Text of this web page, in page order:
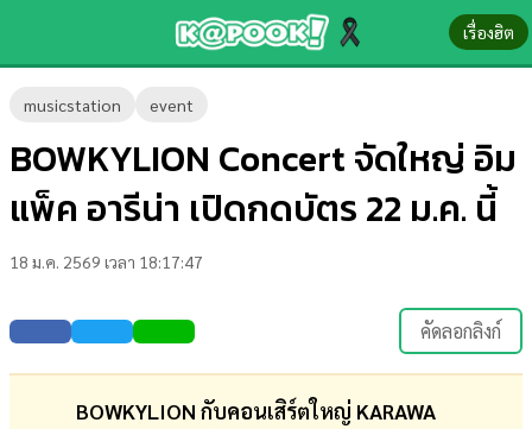
เรื่องฮิต
musicstation event
BOWKYLION Concert จัดใหญ่ อิม
แพ็ค อารีน่า เปิดกดบัตร 22 ม.ค. นี้
18 ม.ค. 2569 เวลา 18:17:47
คัดลอกลิงก์
BOWKYLION กับคอนเสิร์ตใหญ่ KARAWA
ข่าว-
ความ
รู้
บันเทิง
ตรวจ